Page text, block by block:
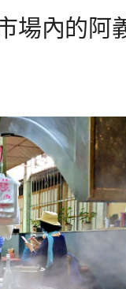
場內的阿